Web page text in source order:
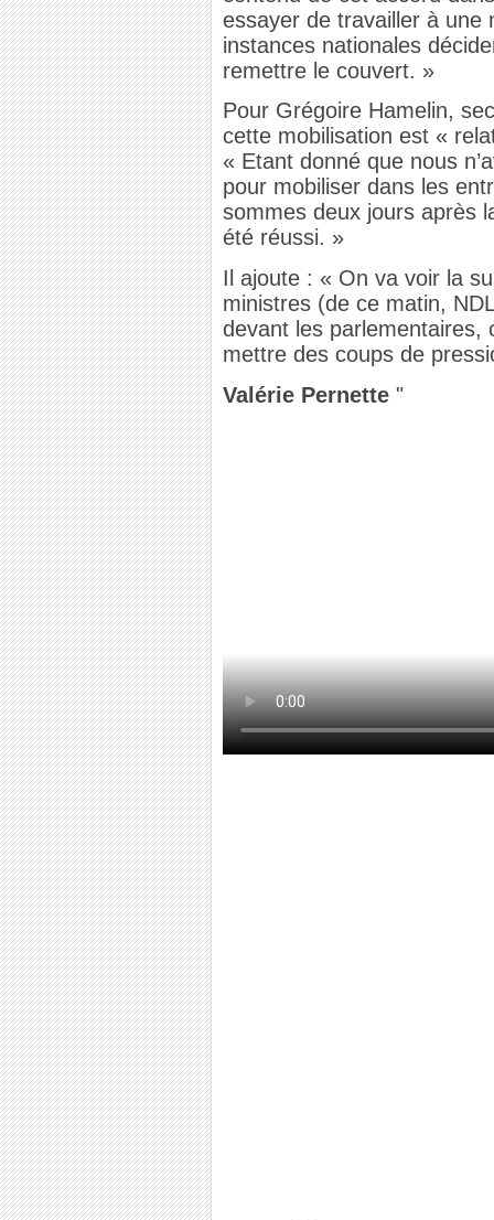
essayer de travailler à une
instances nationales
remettre le couvert. »
Pour Grégoire Hamelin,
cette mobilisation est «
« Etant donné que nous
pour mobiliser dans les
sommes deux jours après
été réussi. »
Il ajoute : « On va voir la
ministres (de ce matin,
devant les parlementaires,
mettre des coups de
Valérie Pernette "